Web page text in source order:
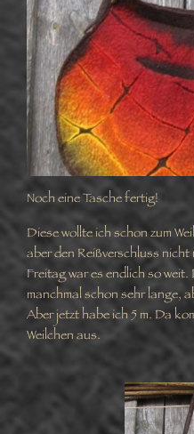
Noch eine Tasche fertig!
Diese wollte ich schon zum
aber den Reißverschluss nicht
Freitag war es endlich so
manchmal schon sehr lange,
Aber jetzt habe ich 5 m. Da
Weilchen aus.